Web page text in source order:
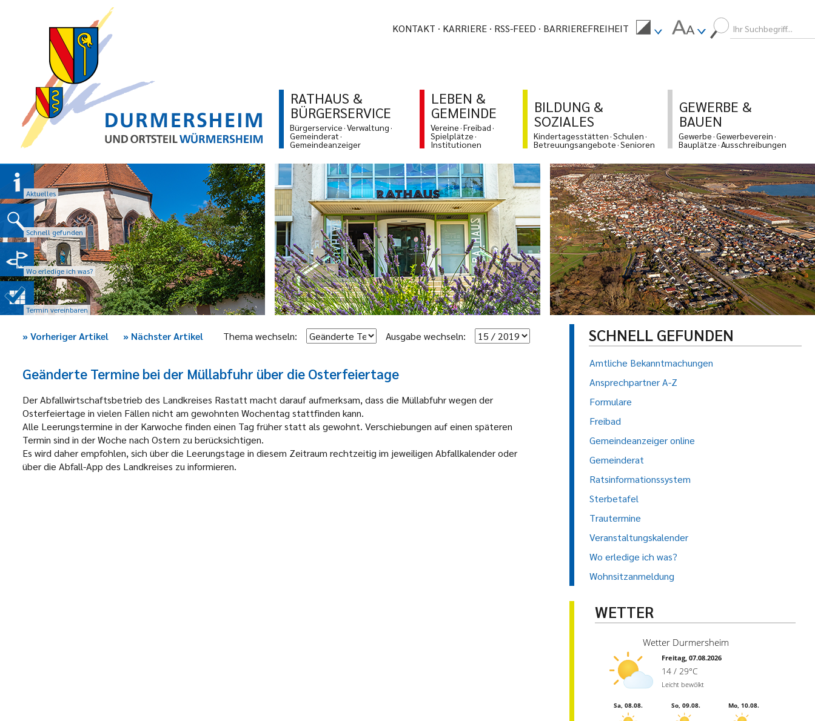
KONTAKT KARRIERE RSS-FEED BARRIEREFREIHEIT
RATHAUS &
BÜRGERSERVICE
Bürgerservice Verwaltung
Gemeinderat
Gemeindeanzeiger
LEBEN &
GEMEINDE
Vereine Freibad
Spielplätze
Institutionen
BILDUNG &
SOZIALES
Kindertagesstätten Schulen
Betreuungsangebote Senioren
GEWERBE &
BAUEN
Gewerbe Gewerbeverein
Bauplätze Ausschreibungen
Aktuelles
Schnell gefunden
Wo erledige ich was?
Termin vereinbaren
»Vorheriger Artikel » Nächster Artikel Thema wechseln: Ausgabe wechseln:
Geänderte Termine bei der Müllabfuhr über die Osterfeiertage
Der Abfallwirtschaftsbetrieb des Landkreises Rastatt macht darauf aufmerksam, dass die Müllabfuhr wegen der
Osterfeiertage in vielen Fällen nicht am gewohnten Wochentag stattfinden kann.
Alle Leerungstermine in der Karwoche finden einen Tag früher statt als gewohnt. Verschiebungen auf einen späteren
Termin sind in der Woche nach Ostern zu berücksichtigen.
Es wird daher empfohlen, sich über die Leerungstage in diesem Zeitraum rechtzeitig im jeweiligen Abfallkalender oder
über die Abfall-App des Landkreises zu informieren.
SCHNELL GEFUNDEN
Amtliche Bekanntmachungen
Ansprechpartner A-Z
Formulare
Freibad
Gemeindeanzeiger online
Gemeinderat
Ratsinformationssystem
Sterbetafel
Trautermine
Veranstaltungskalender
Wo erledige ich was?
Wohnsitzanmeldung
WETTER
Wetter Durmersheim
Freitag, 07.08.2026
14 / 29°C
Leicht bewölkt
Sa, 08.08. So, 09.08. Mo, 10.08.